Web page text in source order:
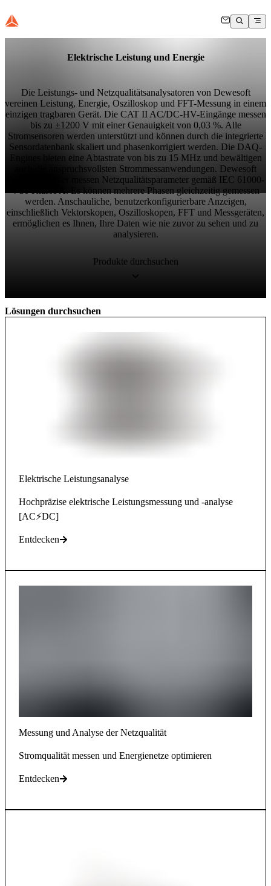
Elektrische Leistung und Energie​
Die Leistungs- und Netzqualitätsanalysatoren von Dewesoft
vereinen Leistung, Energie, Oszilloskop und FFT-Messung in einem
einzigen tragbaren Gerät. Die CAT II AC/DC-HV-Eingänge messen
bis zu ±1200 V mit einer Genauigkeit von 0,03 %. Alle
Stromsensoren werden unterstützt und können durch die integrierte
Sensordatenbank skaliert und phasenkorrigiert werden. Die DAQ-
Engines bieten eine Abtastrate von bis zu 15 MHz und bewältigen
auch die anspruchsvollsten Strommessanwendungen. Dewesoft
Power-Analyser messen Netzqualitätsparameter gemäß IEC 61000-
4-30 Klasse A. Es können mehrere Phasen gleichzeitig gemessen
werden. Anschauliche, benutzerkonfigurierbare Anzeigen,
einschließlich Vektorskopen, Oszilloskopen, FFT und Messgeräten,
ermöglichen es Ihnen, Ihre Daten wie nie zuvor zu sehen und zu
analysieren.
Produkte durchsuchen
Lösungen durchsuchen
Elektrische Leistungsanalyse
Hochpräzise elektrische Leistungsmessung und -analyse
[AC⚡DC]
Entdecken
Messung und Analyse der Netzqualität
Stromqualität messen und Energienetze optimieren
Entdecken